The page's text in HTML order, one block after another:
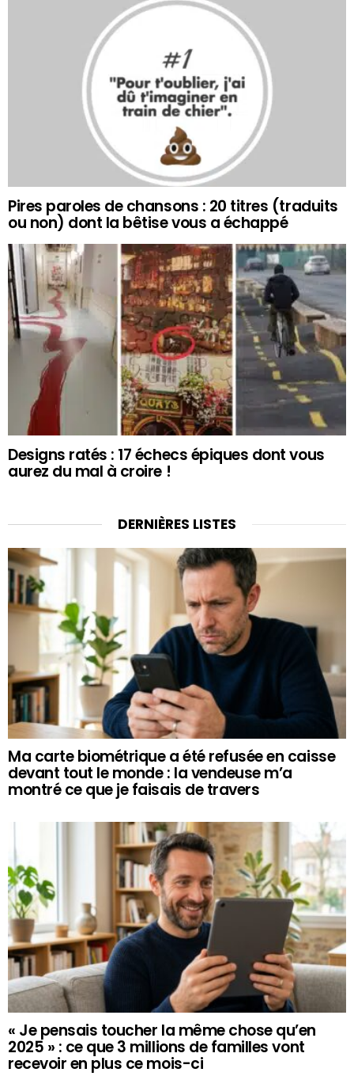
Pires paroles de chansons : 20 titres (traduits
ou non) dont la bêtise vous a échappé
Designs ratés : 17 échecs épiques dont vous
aurez du mal à croire !
DERNIÈRES LISTES
Ma carte biométrique a été refusée en caisse
devant tout le monde : la vendeuse m’a
montré ce que je faisais de travers
« Je pensais toucher la même chose qu’en
2025 » : ce que 3 millions de familles vont
recevoir en plus ce mois-ci